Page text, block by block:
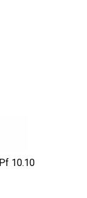
10.10